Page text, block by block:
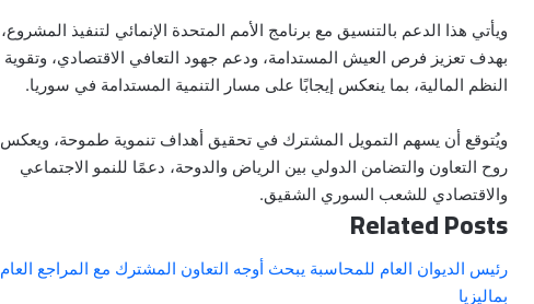
ويأتي هذا الدعم بالتنسيق مع برنامج الأمم المتحدة الإنمائي لتنفيذ المشروع،
بهدف تعزيز فرص العيش المستدامة، ودعم جهود التعافي الاقتصادي، وتقوية
النظم المالية، بما ينعكس إيجابًا على مسار التنمية المستدامة في سوريا.
ويُتوقع أن يسهم التمويل المشترك في تحقيق أهداف تنموية طموحة، ويعكس
روح التعاون والتضامن الدولي بين الرياض والدوحة، دعمًا للنمو الاجتماعي
والاقتصادي للشعب السوري الشقيق.
Related Posts
رئيس الديوان العام للمحاسبة يبحث أوجه التعاون المشترك مع المراجع العام
بماليزيا